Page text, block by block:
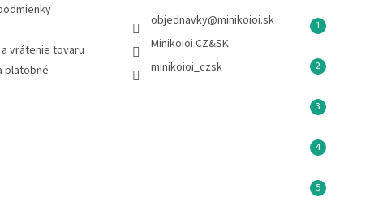
vrátenie tovaru
platobné
objednavky@minikoioi.sk
Minikoioi CZ&SK
minikoioi_czsk